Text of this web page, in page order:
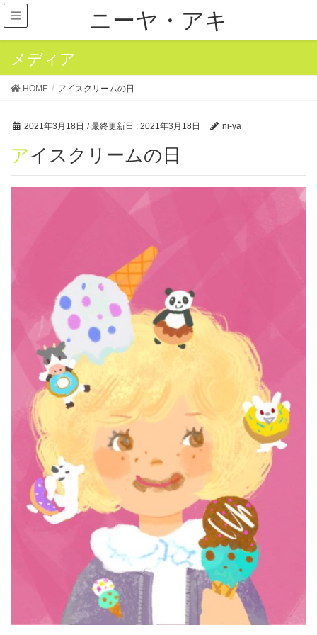
ニーヤ・アキ
メディア
HOME アイスクリームの日
2021年3月18日 / 最終更新日 : 2021年3月18日 ni-ya
アイスクリームの日